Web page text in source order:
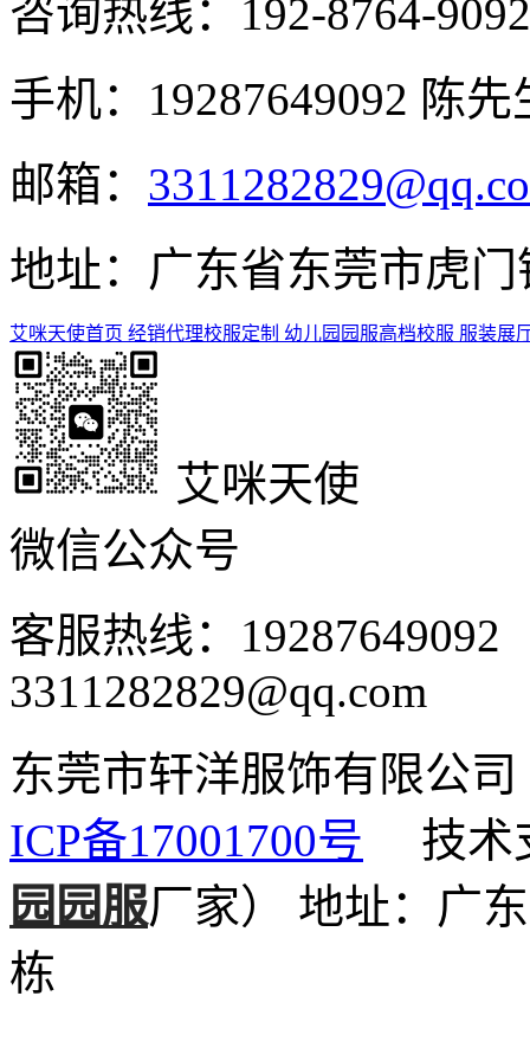
咨询热线： 192-8764-9092
手机：19287649092 陈先
邮箱：
地址：广东省东莞市虎
艾咪天使首页 经销代理校服定制 幼儿园园服高档校服 服装展
艾咪天使
微信公众号
客服热线：
3311282829@qq.com
东莞市轩洋服饰有限
ICP备17001700号 技术
园园服厂家） 地址：广
栋